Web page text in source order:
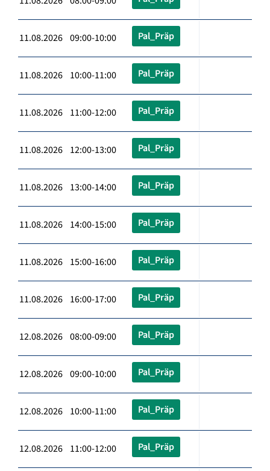
11.08.2026 09:00-10:00 Pal_Präp
11.08.2026 10:00-11:00 Pal_Präp
11.08.2026 11:00-12:00 Pal_Präp
11.08.2026 12:00-13:00 Pal_Präp
11.08.2026 13:00-14:00 Pal_Präp
11.08.2026 14:00-15:00 Pal_Präp
11.08.2026 15:00-16:00 Pal_Präp
11.08.2026 16:00-17:00 Pal_Präp
12.08.2026 08:00-09:00 Pal_Präp
12.08.2026 09:00-10:00 Pal_Präp
12.08.2026 10:00-11:00 Pal_Präp
12.08.2026 11:00-12:00 Pal_Präp